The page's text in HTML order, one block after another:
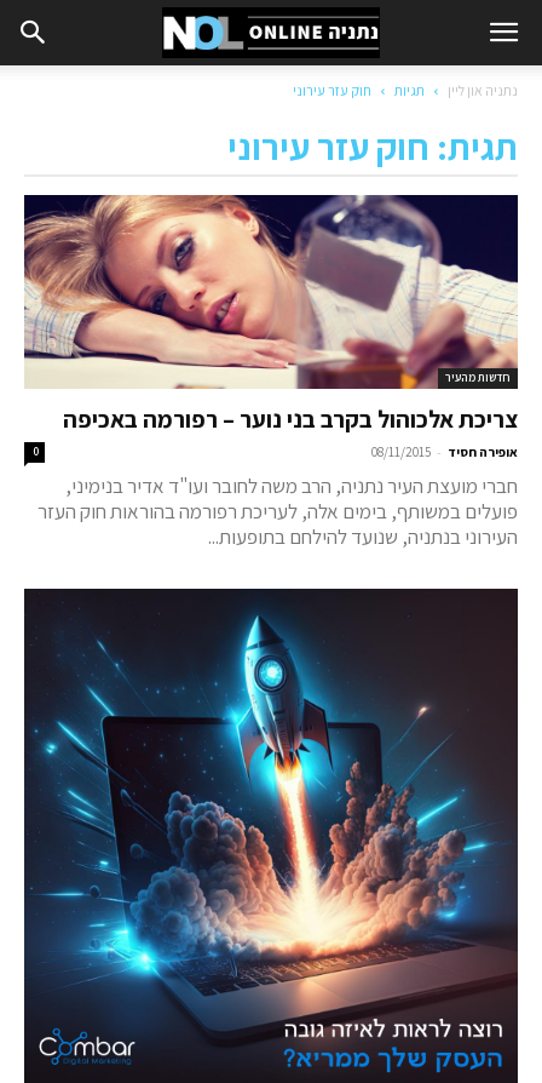
נתניה און ליין תגיות חוק עזר עירוני
תגית: חוק עזר עירוני
חדשות מהעיר
צריכת אלכוהול בקרב בני נוער – רפורמה באכיפה
אופירה חסיד -
08/11/2015
0
חברי מועצת העיר נתניה, הרב משה לחובר ועו"ד אדיר בנימיני,
פועלים במשותף, בימים אלה, לעריכת רפורמה בהוראות חוק העזר
העירוני בנתניה, שנועד להילחם בתופעות...